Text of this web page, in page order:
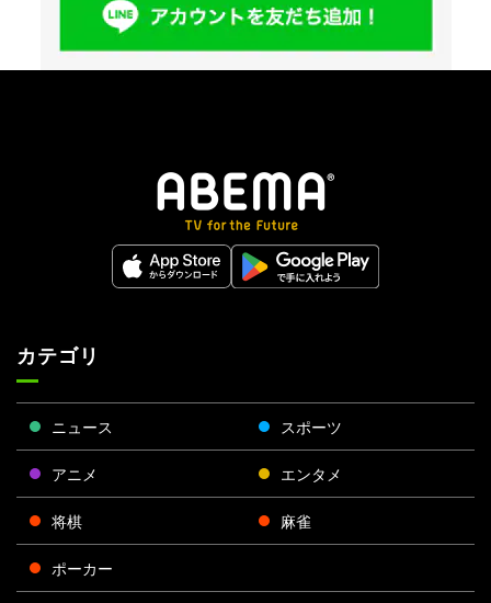
カテゴリ
ニュース スポーツ
アニメ エンタメ
将棋 麻雀
ポーカー